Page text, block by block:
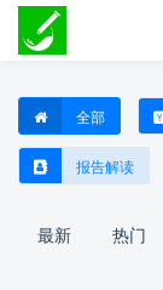
全部
报告解读
最新 热门